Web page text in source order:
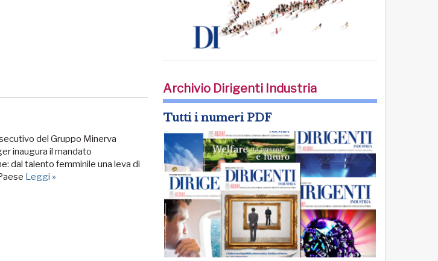
del Gruppo Minerva
inaugura il mandato
dal talento femminile una leva di
Leggi »
Archivio Dirigenti Industria
Tutti i numeri PDF